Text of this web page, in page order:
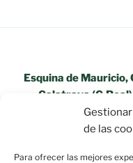
de las
Para ofrecer las mejores
Esquina de
Calatrava
«Aviso Legal»